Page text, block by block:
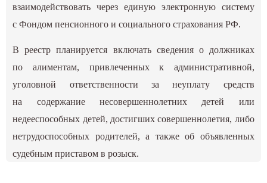
взаимодействовать через единую электронную систему
с Фондом пенсионного и социального страхования РФ.
В реестр планируется включать сведения о должниках
по алиментам, привлеченных к административной,
уголовной ответственности за неуплату средств
на содержание несовершеннолетних детей или
недееспособных детей, достигших совершеннолетия, либо
нетрудоспособных родителей, а также об объявленных
судебным приставом в розыск.